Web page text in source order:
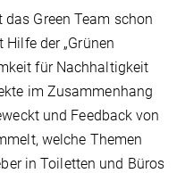
Green Team schon
der „Grünen
für Nachhaltigkeit
im Zusammenhang
und Feedback von
welche Themen
in Toiletten und Büros